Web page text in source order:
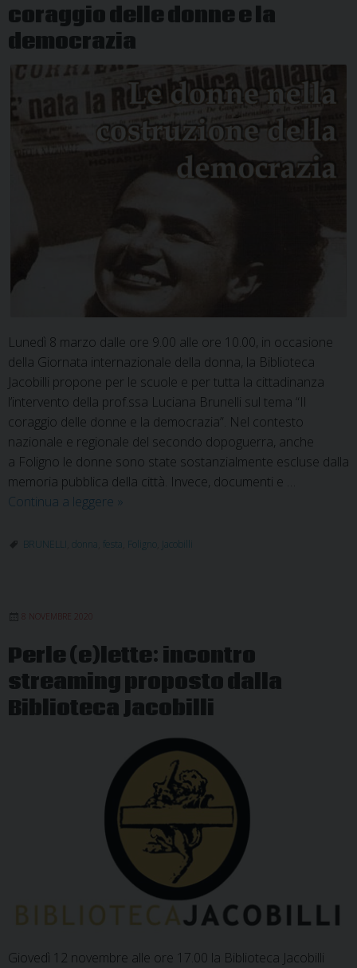
coraggio delle donne e la
democrazia
Lunedì 8 marzo dalle ore 9.00 alle ore 10.00, in occasione
della Giornata internazionale della donna, la Biblioteca
Jacobilli propone per le scuole e per tutta la cittadinanza
l’intervento della prof.ssa Luciana Brunelli sul tema “Il
coraggio delle donne e la democrazia”. Nel contesto
nazionale e regionale del secondo dopoguerra, anche
a Foligno le donne sono state sostanzialmente escluse dalla
memoria pubblica della città. Invece, documenti e …
Continua a leggere Giornata
Donna:
la
democrazia
»
BRUNELLI donna festa Foligno Jacobilli
8 NOVEMBRE 2020
Perle (e)lette: incontro
streaming proposto dalla
Biblioteca Jacobilli
Giovedì 12 novembre alle ore 17.00 la Biblioteca Jacobilli